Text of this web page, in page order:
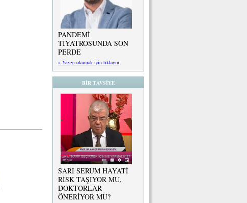
PANDEMİ
TİYATROSUNDA SON
PERDE
» Yazıyı okumak için tıklayın
BİR TAVSİYE
SARI SERUM HAYATİ
RİSK TAŞIYOR MU,
DOKTORLAR
ÖNERİYOR MU?